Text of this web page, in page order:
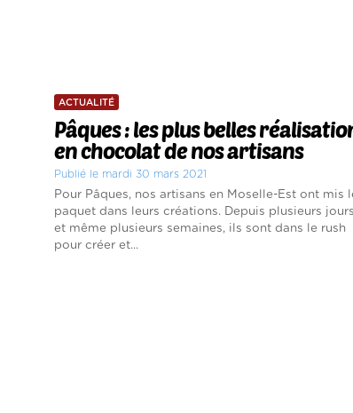
ACTUALITÉ
Pâques : les plus belles
en chocolat de nos artisans
Publié le mardi 30 mars 2021
Pour Pâques, nos artisans en Moselle-Est ont mis
paquet dans leurs créations. Depuis plusieurs jours
et même plusieurs semaines, ils sont dans le rush
pour créer et...